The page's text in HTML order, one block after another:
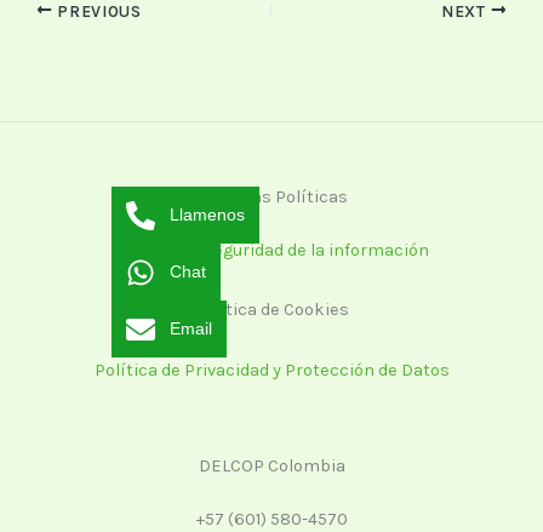
PREVIOUS NEXT
Nuestras Políticas
Política de seguridad de la información
Política de Cookies
Política de Privacidad y Protección de Datos
DELCOP Colombia
+57 (601) 580-4570
Llamenos
Chat
Email